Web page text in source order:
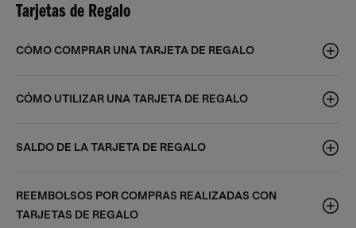
Tarjetas de Regalo
CÓMO COMPRAR UNA TARJETA DE REGALO
CÓMO UTILIZAR UNA TARJETA DE REGALO
SALDO DE LA TARJETA DE REGALO
REEMBOLSOS POR COMPRAS REALIZADAS CON
TARJETAS DE REGALO